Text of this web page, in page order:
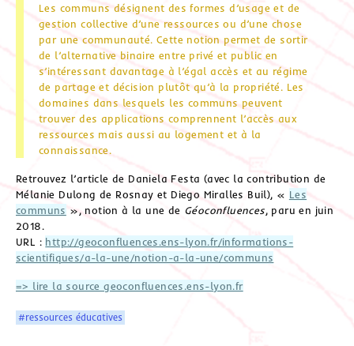
Les communs désignent des formes d’usage et de
gestion collective d’une ressources ou d’une chose
par une communauté. Cette notion permet de sortir
de l’alternative binaire entre privé et public en
s’intéressant davantage à l’égal accès et au régime
de partage et décision plutôt qu’à la propriété. Les
domaines dans lesquels les communs peuvent
trouver des applications comprennent l’accès aux
ressources mais aussi au logement et à la
connaissance.
Retrouvez l’article de Daniela Festa (avec la contribution de
Mélanie Dulong de Rosnay et Diego Miralles Buil), « Les
communs », notion à la une de Géoconfluences, paru en juin
2018.
URL : http://geoconfluences.ens-lyon.fr/informations-
scientifiques/a-la-une/notion-a-la-une/communs
=> lire la source geoconfluences.ens-lyon.fr
#ressources éducatives